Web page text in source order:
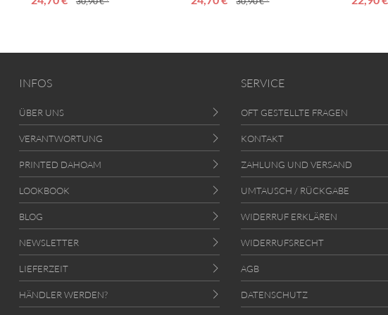
INFOS
ÜBER UNS
VERANTWORTUNG
PRINTED DAHOAM
LOOKBOOK
BLOG
NEWSLETTER
LIEFERZEIT
HÄNDLER WERDEN?
SERVICE
OFT GESTELLTE FRAGEN
KONTAKT
ZAHLUNG UND VERSAND
UMTAUSCH / RÜCKGABE
WIDERRUF ERKLÄREN
WIDERRUFSRECHT
AGB
DATENSCHUTZ